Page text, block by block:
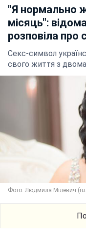
"Я нормально
місяць":
розповіла про
Секс-символ
свого життя з
Фото: Людмила Мілевич